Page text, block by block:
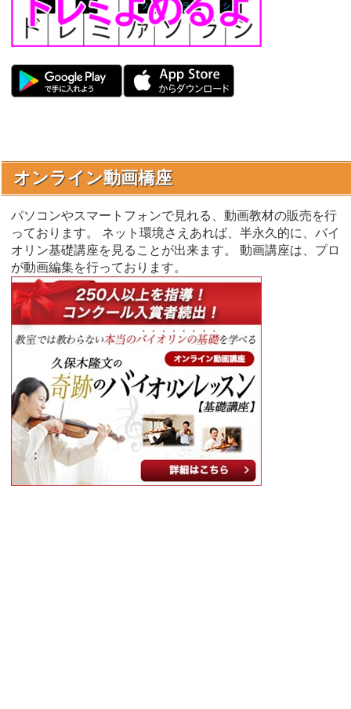
オンライン動画橋座
パソコンやスマートフォンで見れる、動画教材の販売を行
っております。 ネット環境さえあれば、半永久的に、バイ
オリン基礎講座を見ることが出来ます。 動画講座は、プロ
が動画編集を行っております。